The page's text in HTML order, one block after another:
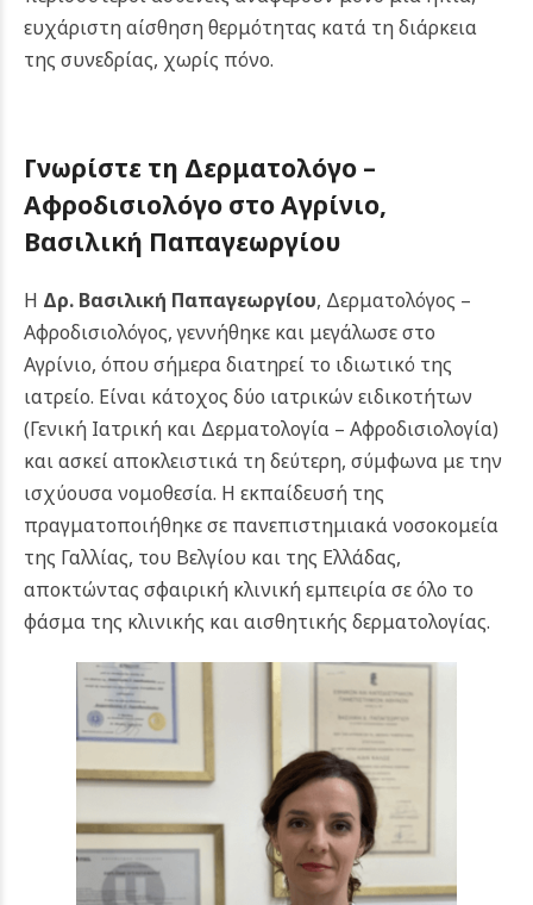
ευχάριστη αίσθηση θερμότητας κατά τη διάρκεια
της συνεδρίας, χωρίς πόνο.
Γνωρίστε τη Δερματολόγο –
Αφροδισιολόγο στοΑγρίνιο,
Βασιλική Παπαγεωργίου
Η Δρ. Βασιλική Παπαγεωργίου, Δερματολόγος –
Αφροδισιολόγος, γεννήθηκε και μεγάλωσε στο
Αγρίνιο, όπου σήμερα διατηρεί το ιδιωτικό της
ιατρείο. Είναι κάτοχος δύο ιατρικών ειδικοτήτων
(Γενική Ιατρική και Δερματολογία – Αφροδισιολογία)
και ασκεί αποκλειστικά τη δεύτερη, σύμφωνα με την
ισχύουσα νομοθεσία. Η εκπαίδευσή της
πραγματοποιήθηκε σε πανεπιστημιακά νοσοκομεία
της Γαλλίας, του Βελγίου και της Ελλάδας,
αποκτώντας σφαιρική κλινική εμπειρία σε όλο το
φάσμα της κλινικής και αισθητικής δερματολογίας.